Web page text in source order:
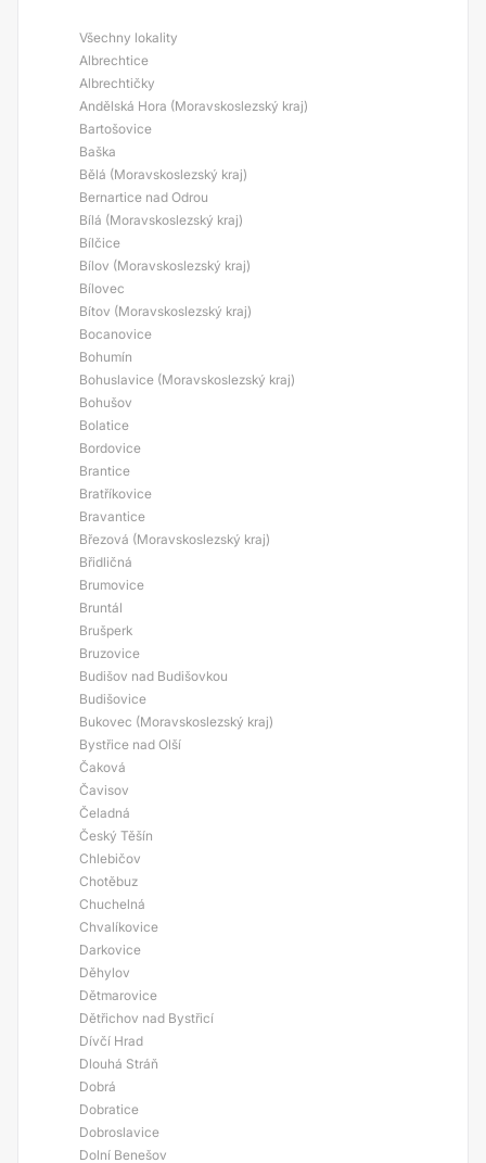
Všechny lokality
Albrechtice
Albrechtičky
Andělská Hora (Moravskoslezský kraj)
Bartošovice
Baška
Bělá (Moravskoslezský kraj)
Bernartice nad Odrou
Bílá (Moravskoslezský kraj)
Bílčice
Bílov (Moravskoslezský kraj)
Bílovec
Bítov (Moravskoslezský kraj)
Bocanovice
Bohumín
Bohuslavice (Moravskoslezský kraj)
Bohušov
Bolatice
Bordovice
Brantice
Bratříkovice
Bravantice
Březová (Moravskoslezský kraj)
Břidličná
Brumovice
Bruntál
Brušperk
Bruzovice
Budišov nad Budišovkou
Budišovice
Bukovec (Moravskoslezský kraj)
Bystřice nad Olší
Čaková
Čavisov
Čeladná
Český Těšín
Chlebičov
Chotěbuz
Chuchelná
Chvalíkovice
Darkovice
Děhylov
Dětmarovice
Dětřichov nad Bystřicí
Dívčí Hrad
Dlouhá Stráň
Dobrá
Dobratice
Dobroslavice
Dolní Benešov